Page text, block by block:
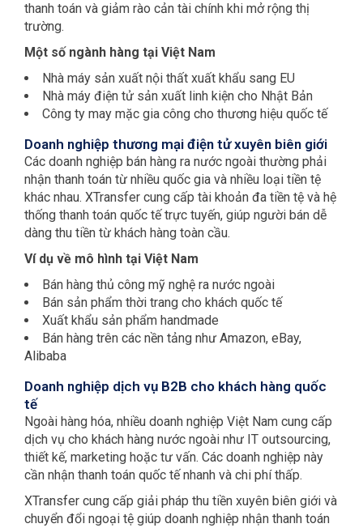
thanh toán và giảm rào cản tài chính khi mở rộng thị
trường.
Một số ngành hàng tại Việt Nam
Nhà máy sản xuất nội thất xuất khẩu sang EU
Nhà máy điện tử sản xuất linh kiện cho Nhật Bản
Công ty may mặc gia công cho thương hiệu quốc tế
Doanh nghiệp thương mại điện tử xuyên biên giới
Các doanh nghiệp bán hàng ra nước ngoài thường phải
nhận thanh toán từ nhiều quốc gia và nhiều loại tiền tệ
khác nhau. XTransfer cung cấp tài khoản đa tiền tệ và hệ
thống thanh toán quốc tế trực tuyến, giúp người bán dễ
dàng thu tiền từ khách hàng toàn cầu.
Ví dụ về mô hình tại Việt Nam
Bán hàng thủ công mỹ nghệ ra nước ngoài
Bán sản phẩm thời trang cho khách quốc tế
Xuất khẩu sản phẩm handmade
Bán hàng trên các nền tảng như Amazon, eBay,
Alibaba
Doanh nghiệp dịch vụ B2B cho khách hàng quốc
tế
Ngoài hàng hóa, nhiều doanh nghiệp Việt Nam cung cấp
dịch vụ cho khách hàng nước ngoài như IT outsourcing,
thiết kế, marketing hoặc tư vấn. Các doanh nghiệp này
cần nhận thanh toán quốc tế nhanh và chi phí thấp.
XTransfer cung cấp giải pháp thu tiền xuyên biên giới và
chuyển đổi ngoại tệ giúp doanh nghiệp nhận thanh toán